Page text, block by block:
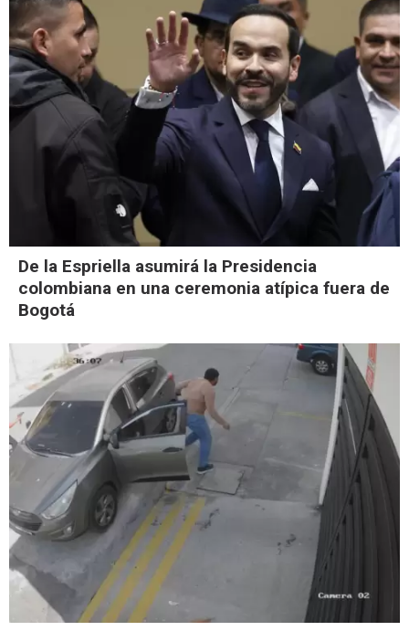
De la Espriella asumirá la Presidencia
colombiana en una ceremonia atípica fuera de
Bogotá